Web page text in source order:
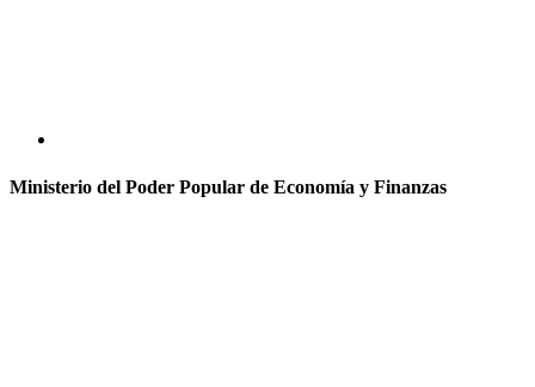
Ministerio del Poder Popular de Economía y Finanzas